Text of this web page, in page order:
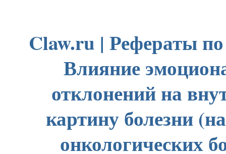
Claw.ru | Рефераты
Влияние
отклонений на
картину болезни
онкологических